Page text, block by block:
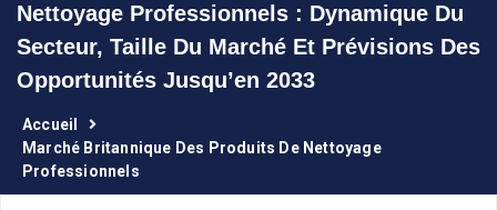
Nettoyage Professionnels : Dynamique Du
Secteur, Taille Du Marché Et Prévisions Des
Opportunités Jusqu’en 2033
Accueil
Marché Britannique Des Produits De Nettoyage
Professionnels